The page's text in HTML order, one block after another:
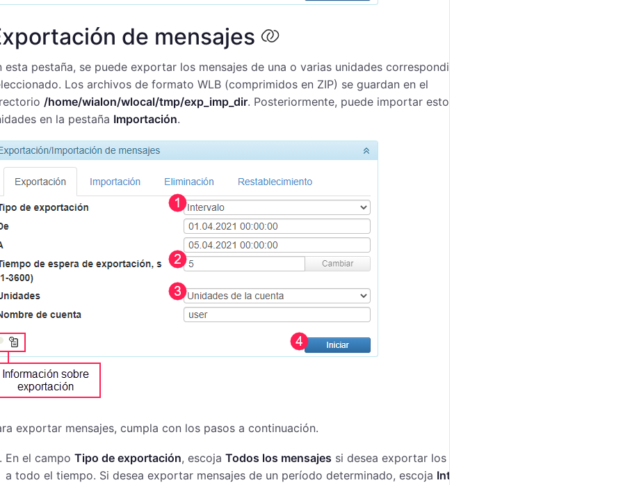
de mensajes
esta pestaña, se puede exportar los mensajes de una o varias unidades correspondientes al intervalo
Los archivos de formato WLB (comprimidos en ZIP) se guardan en el
/home/wialon/wlocal/tmp/exp_imp_dir. Posteriormente, puede importar estos archivos a una unidad o
en la pestaña Importación.
exportar mensajes, cumpla con los pasos a continuación.
En el campo Tipo de exportación, escoja Todos los mensajes si desea exportar los mensajes correspondientes
a todo el tiempo. Si desea exportar mensajes de un período determinado, escoja Intervalo